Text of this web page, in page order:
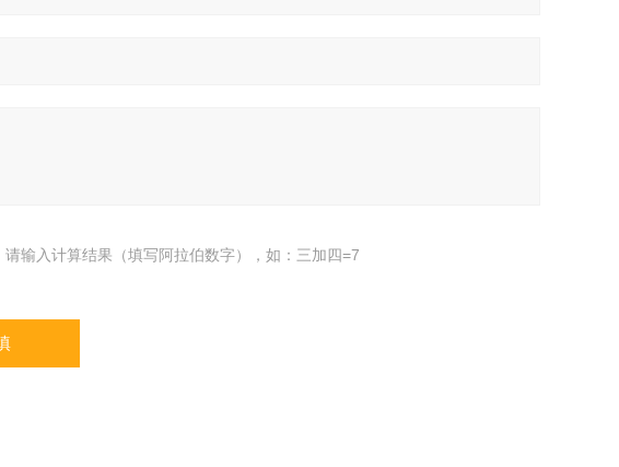
请输入计算结果（填写阿拉伯数字），如：三加四=7